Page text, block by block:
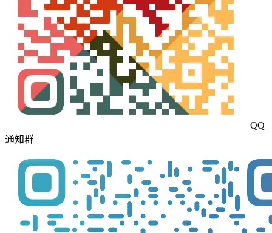
QQ
通知群